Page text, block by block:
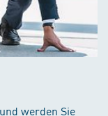
werden Sie